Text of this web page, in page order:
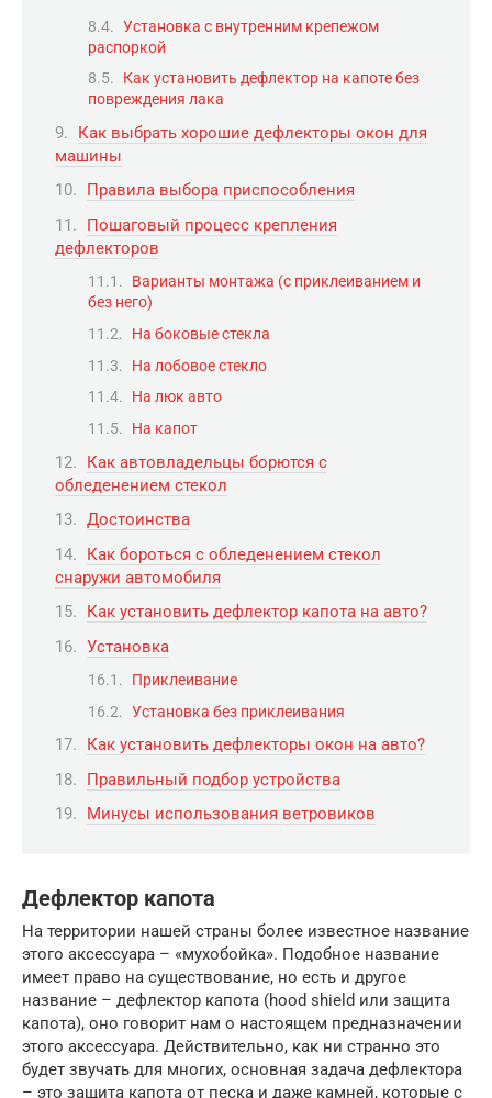
Установка с внутренним крепежом
распоркой
Как установить дефлектор на капоте без
повреждения лака
Как выбрать хорошие дефлекторы окон для
машины
Правила выбора приспособления
Пошаговый процесс крепления
дефлекторов
Варианты монтажа (с приклеиванием и
без него)
На боковые стекла
На лобовое стекло
На люк авто
На капот
Как автовладельцы борются с
обледенением стекол
Достоинства
Как бороться с обледенением стекол
снаружи автомобиля
Как установить дефлектор капота на авто?
Установка
Приклеивание
Установка без приклеивания
Как установить дефлекторы окон на авто?
Правильный подбор устройства
Минусы использования ветровиков
Дефлектор капота
На территории нашей страны более известное название
этого аксессуара – «мухобойка». Подобное название
имеет право на существование, но есть и другое
название – дефлектор капота (hood shield или защита
капота), оно говорит нам о настоящем предназначении
этого аксессуара. Действительно, как ни странно это
будет звучать для многих, основная задача дефлектора
– это защита капота от песка и даже камней, которые с